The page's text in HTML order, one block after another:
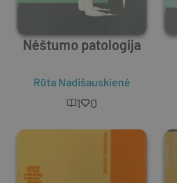
Nėštumo patologija
Rūta Nadišauskienė
1 0